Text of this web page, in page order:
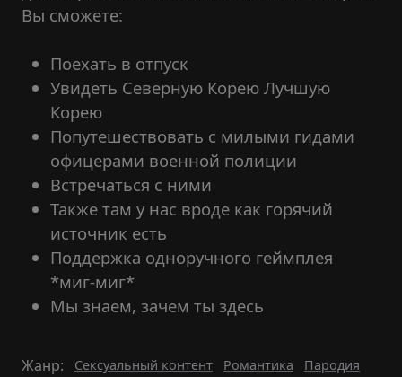
Вы сможете:
Поехать в отпуск
Увидеть Северную Корею Лучшую
Корею
Попутешествовать с милыми гидами
офицерами военной полиции
Встречаться с ними
Также там у нас вроде как горячий
источник есть
Поддержка одноручного геймплея
*миг-миг*
Мы знаем, зачем ты здесь
Жанр: Сексуальный контент Романтика
Пародия